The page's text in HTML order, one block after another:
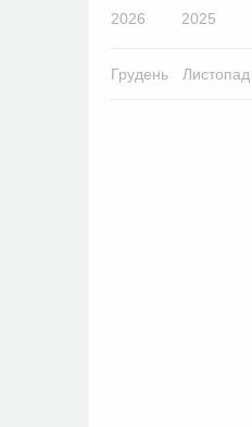
2026 2025
Грудень Листопад